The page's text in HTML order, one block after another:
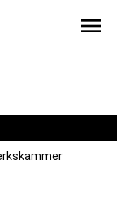
menu